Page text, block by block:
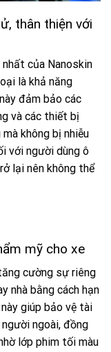
thân thiện với
của Nanoskin
là khả năng
đảm bảo các
và các thiết bị
không bị nhiễu
với người dùng ô
lại nên không thể
mỹ cho xe
cường sự riêng
nhà bằng cách hạn
giúp bảo vệ tài
ngoài, đồng
lớp phim tối màu